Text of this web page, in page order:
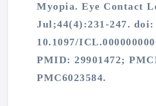
Myopia. Eye Contact
Jul;44(4):231-247. doi:
10.1097/
PMID: 29901472;
PMC6023584.